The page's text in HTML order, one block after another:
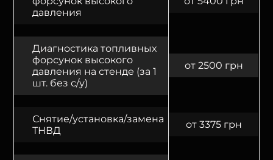
давления
Диагностика топливных
форсунок высокого
давления на стенде (за 1
шт. без с/у)
от 2500 грн
Снятие/установка/замена
ТНВД
от 3375 грн